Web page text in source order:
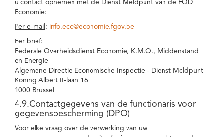
u contact opnemen met de Dienst Meldpunt van de FOD
Economie:
Per e-mail : info.eco@economie.fgov.be
Per brief:
Federale Overheidsdienst Economie, K.M.O., Middenstand
en Energie
Algemene Directie Economische Inspectie - Dienst Meldpunt
Koning Albert II-laan 16
1000 Brussel
4.9.Contactgegevens van de functionaris voor
gegevensbescherming (DPO)
Voor elke vraag over de verwerking van uw